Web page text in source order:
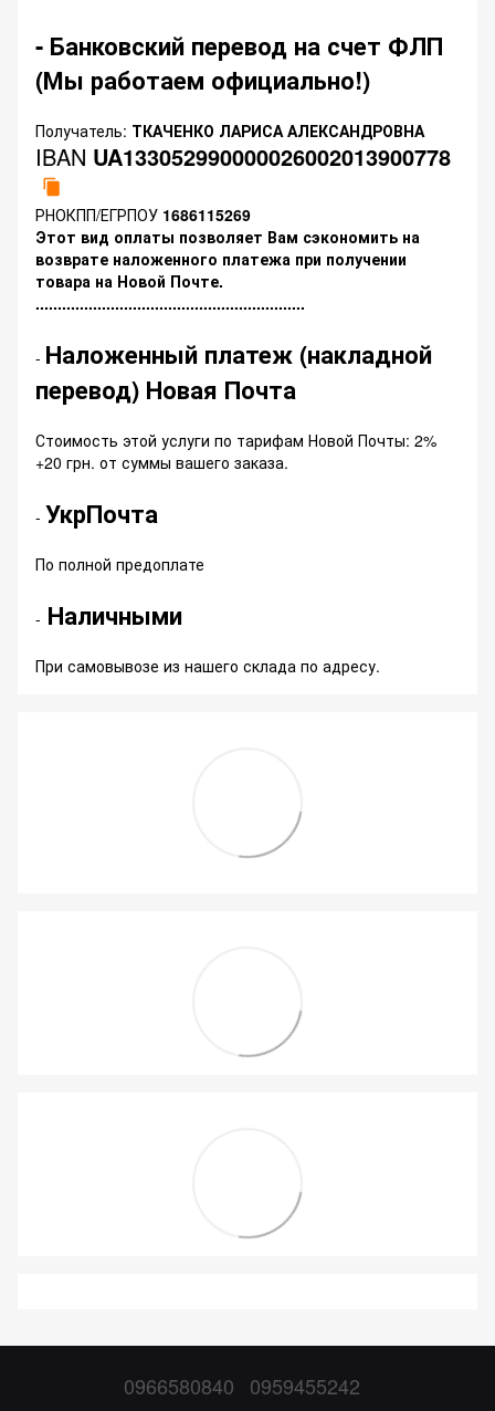
- Банковский перевод на счет ФЛП
(Мы работаем официально!)
Получатель: ТКАЧЕНКО ЛАРИСА АЛЕКСАНДРОВНА
IBAN UA133052990000026002013900778
РНОКПП/ЕГРПОУ 1686115269
Этот вид оплаты позволяет Вам сэкономить на
возврате наложенного платежа при получении
товара на Новой Почте.
.............................................................
- Наложенный платеж (накладной
перевод) Новая Почта
Стоимость этой услуги по тарифам Новой Почты: 2%
+20 грн. от суммы вашего заказа.
- УкрПочта
По полной предоплате
- Наличными
При самовывозе из нашего склада по адресу.
0966580840 0959455242